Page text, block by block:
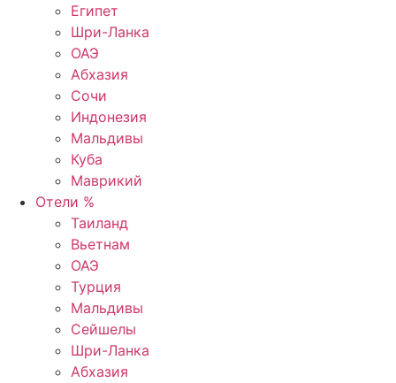
Египет
Шри-Ланка
ОАЭ
Абхазия
Сочи
Индонезия
Мальдивы
Куба
Маврикий
Отели %
Таиланд
Вьетнам
ОАЭ
Турция
Мальдивы
Сейшелы
Шри-Ланка
Абхазия